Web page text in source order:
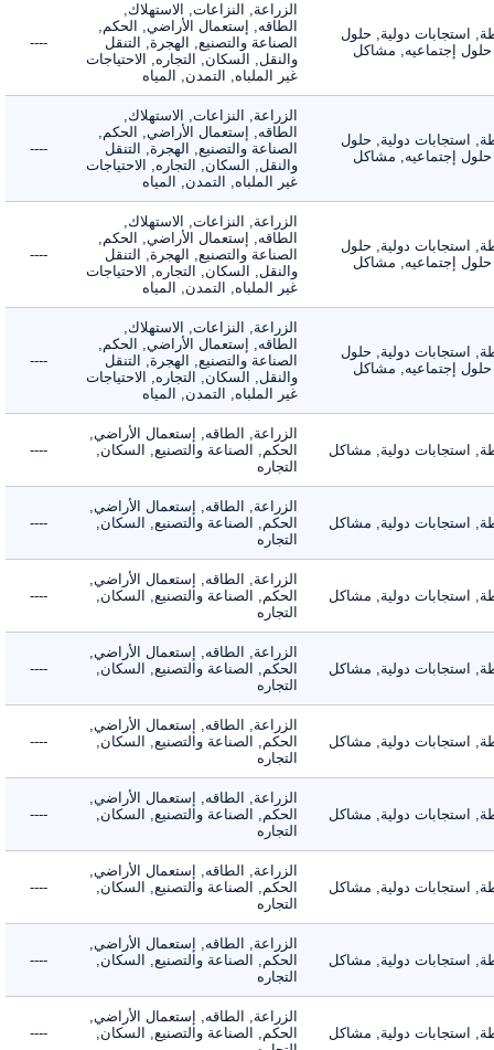
استجابات دولية, حلول
إجتماعيه, مشاكل
الزراعة, النزاعات, الاستهلاك,
الطاقه, إستعمال الأراضي, الحكم,
الصناعة والتصنيع, الهجرة, التنقل
والنقل, السكان, التجاره, الاحتياجات
غير الملباه, التمدن, المياه
----
استجابات دولية, حلول
إجتماعيه, مشاكل
الزراعة, النزاعات, الاستهلاك,
الطاقه, إستعمال الأراضي, الحكم,
الصناعة والتصنيع, الهجرة, التنقل
والنقل, السكان, التجاره, الاحتياجات
غير الملباه, التمدن, المياه
----
استجابات دولية, حلول
إجتماعيه, مشاكل
الزراعة, النزاعات, الاستهلاك,
الطاقه, إستعمال الأراضي, الحكم,
الصناعة والتصنيع, الهجرة, التنقل
والنقل, السكان, التجاره, الاحتياجات
غير الملباه, التمدن, المياه
----
استجابات دولية, حلول
إجتماعيه, مشاكل
الزراعة, النزاعات, الاستهلاك,
الطاقه, إستعمال الأراضي, الحكم,
الصناعة والتصنيع, الهجرة, التنقل
والنقل, السكان, التجاره, الاحتياجات
غير الملباه, التمدن, المياه
----
استجابات دولية, مشاكل
الزراعة, الطاقه, إستعمال الأراضي,
الحكم, الصناعة والتصنيع, السكان,
التجاره
----
استجابات دولية, مشاكل
الزراعة, الطاقه, إستعمال الأراضي,
الحكم, الصناعة والتصنيع, السكان,
التجاره
----
استجابات دولية, مشاكل
الزراعة, الطاقه, إستعمال الأراضي,
الحكم, الصناعة والتصنيع, السكان,
التجاره
----
استجابات دولية, مشاكل
الزراعة, الطاقه, إستعمال الأراضي,
الحكم, الصناعة والتصنيع, السكان,
التجاره
----
استجابات دولية, مشاكل
الزراعة, الطاقه, إستعمال الأراضي,
الحكم, الصناعة والتصنيع, السكان,
التجاره
----
استجابات دولية, مشاكل
الزراعة, الطاقه, إستعمال الأراضي,
الحكم, الصناعة والتصنيع, السكان,
التجاره
----
استجابات دولية, مشاكل
الزراعة, الطاقه, إستعمال الأراضي,
الحكم, الصناعة والتصنيع, السكان,
التجاره
----
استجابات دولية, مشاكل
الزراعة, الطاقه, إستعمال الأراضي,
الحكم, الصناعة والتصنيع, السكان,
التجاره
----
استجابات دولية, مشاكل
الزراعة, الطاقه, إستعمال الأراضي,
الحكم, الصناعة والتصنيع, السكان,
----